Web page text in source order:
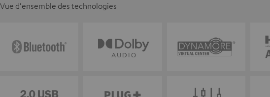
Vue d'ensemble des technologies